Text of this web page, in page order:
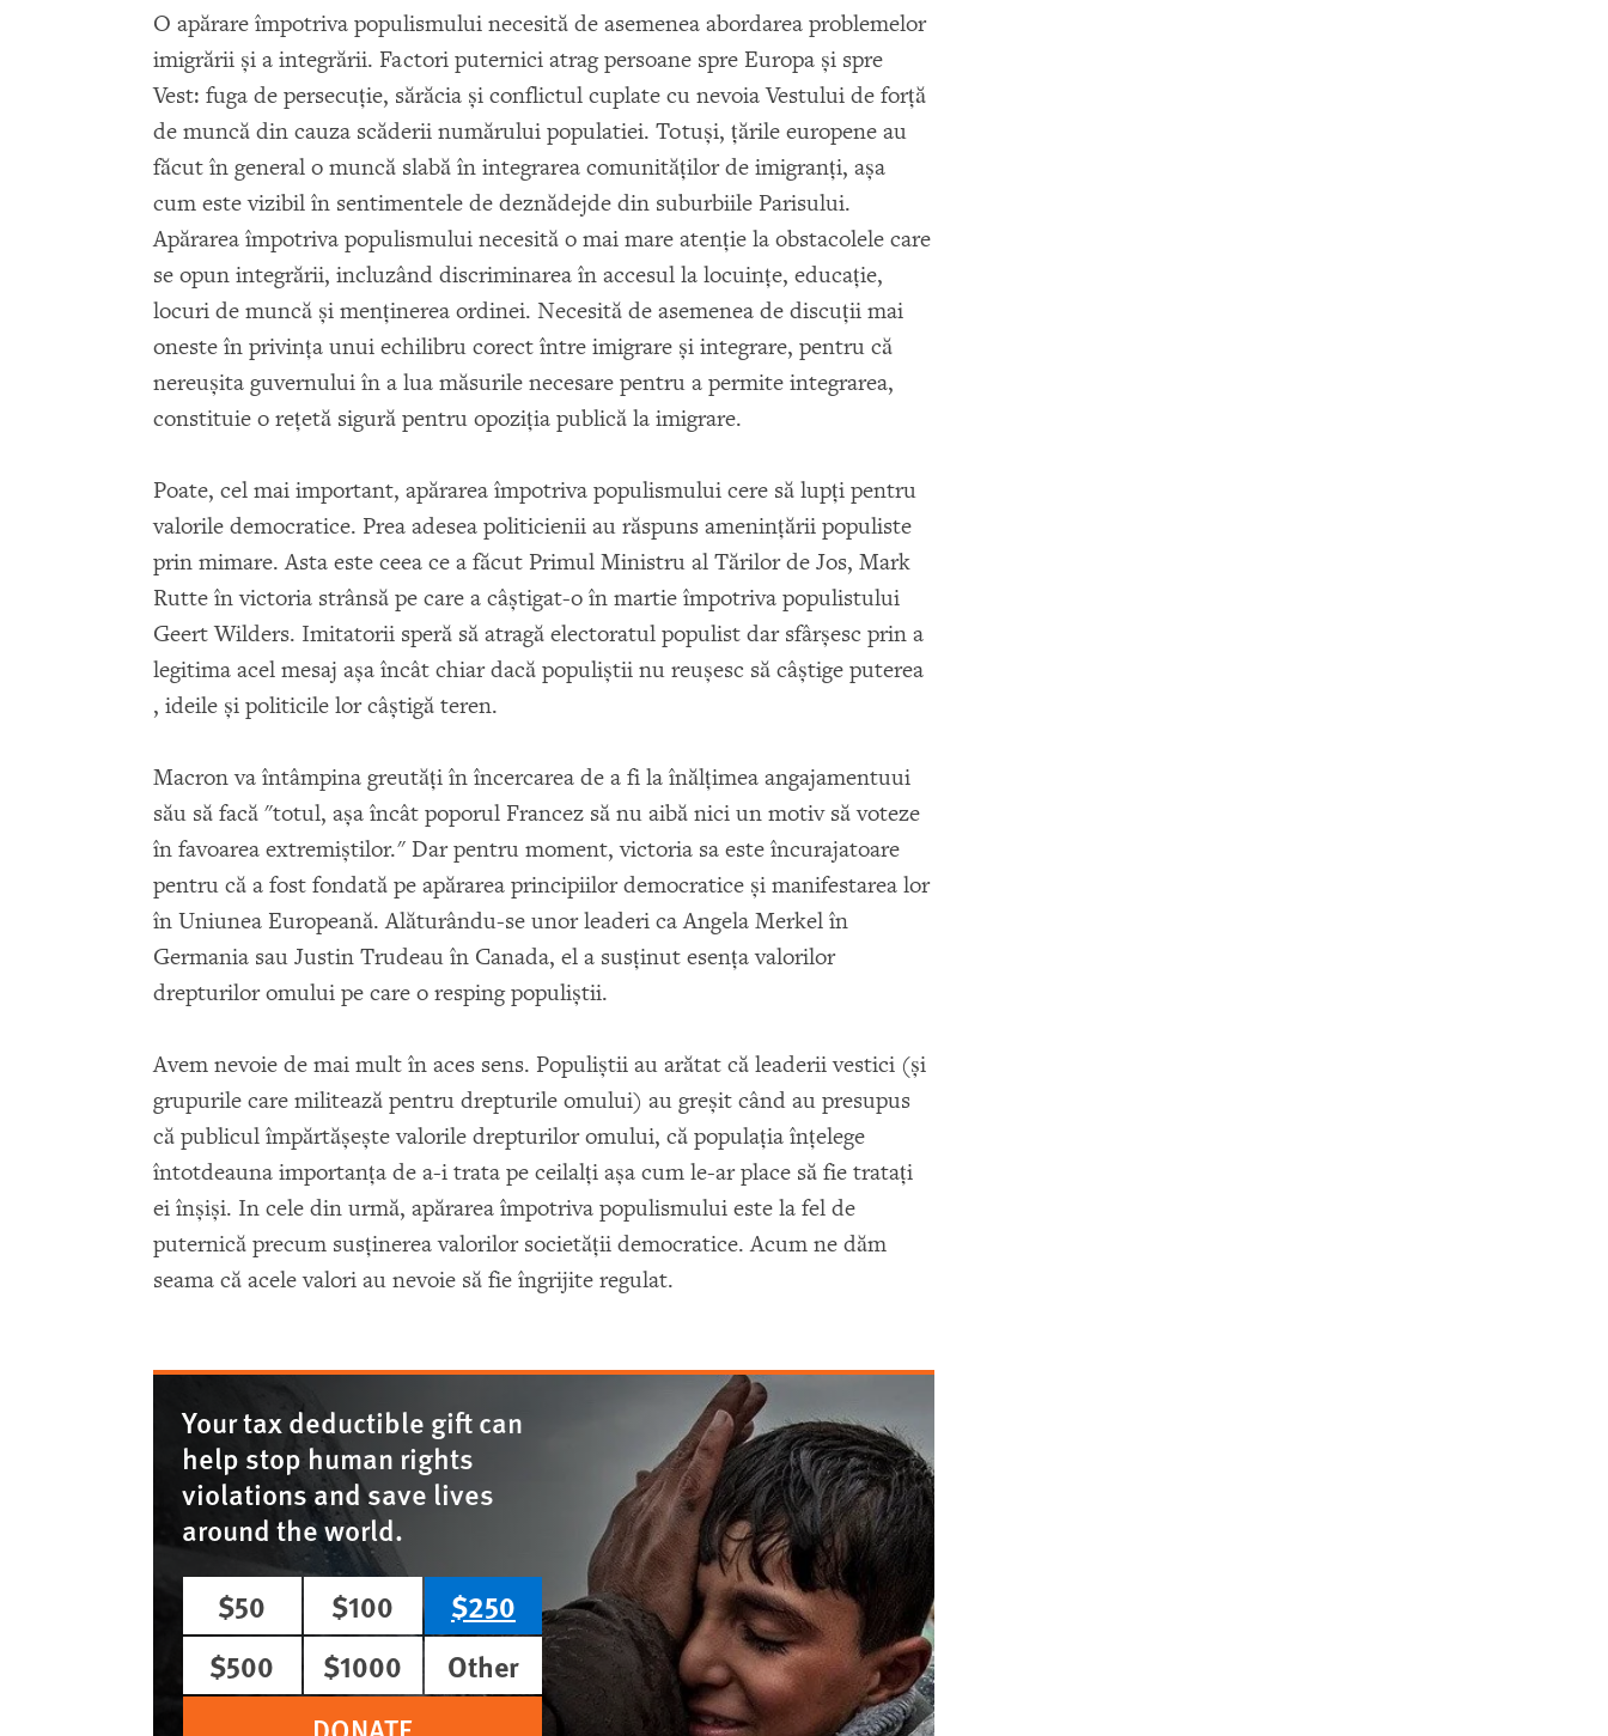
O apărare împotriva populismului necesită de asemenea abordarea problemelor
imigrării şi a integrării. Factori puternici atrag persoane spre Europa şi spre
Vest: fuga de persecuţie, sărăcia şi conflictul cuplate cu nevoia Vestului de forţă
de muncă din cauza scăderii numărului populatiei. Totuşi, ţările europene au
făcut în general o muncă slabă în integrarea comunităţilor de imigranţi, aşa
cum este vizibil în sentimentele de deznădejde din suburbiile Parisului.
Apărarea împotriva populismului necesită o mai mare atenţie la obstacolele care
se opun integrării, incluzând discriminarea în accesul la locuinţe, educaţie,
locuri de muncă şi menţinerea ordinei. Necesită de asemenea de discuţii mai
oneste în privinţa unui echilibru corect între imigrare şi integrare, pentru că
nereuşita guvernului în a lua măsurile necesare pentru a permite integrarea,
constituie o reţetă sigură pentru opoziţia publică la imigrare.
Poate, cel mai important, apărarea împotriva populismului cere să lupţi pentru
valorile democratice. Prea adesea politicienii au răspuns ameninţării populiste
prin mimare. Asta este ceea ce a făcut Primul Ministru al Tărilor de Jos, Mark
Rutte în victoria strânsă pe care a câştigat-o în martie împotriva populistului
Geert Wilders. Imitatorii speră să atragă electoratul populist dar sfârşesc prin a
legitima acel mesaj aşa încât chiar dacă populiştii nu reuşesc să câştige puterea
, ideile şi politicile lor câştigă teren.
Macron va întâmpina greutăţi în încercarea de a fi la înălţimea angajamentuui
său să facă "totul, aşa încât poporul Francez să nu aibă nici un motiv să voteze
în favoarea extremiştilor." Dar pentru moment, victoria sa este încurajatoare
pentru că a fost fondată pe apărarea principiilor democratice şi manifestarea lor
în Uniunea Europeană. Alăturându-se unor leaderi ca Angela Merkel în
Germania sau Justin Trudeau în Canada, el a susţinut esenţa valorilor
drepturilor omului pe care o resping populiştii.
Avem nevoie de mai mult în aces sens. Populiştii au arătat că leaderii vestici (şi
grupurile care militează pentru drepturile omului) au greşit când au presupus
că publicul împărtăşeşte valorile drepturilor omului, că populaţia înţelege
întotdeauna importanţa de a-i trata pe ceilalţi aşa cum le-ar place să fie trataţi
ei înşişi. In cele din urmă, apărarea împotriva populismului este la fel de
puternică precum susţinerea valorilor societăţii democratice. Acum ne dăm
seama că acele valori au nevoie să fie îngrijite regulat.
Your tax deductible gift can
help stop human rights
violations and save lives
around the world.
$50
$100
$250
$500
$1000
Other